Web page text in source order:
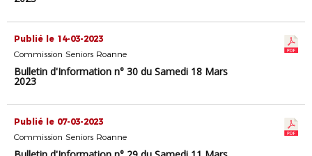
Publié le 14-03-2023
Commission Seniors Roanne
Bulletin d'Information n° 30 du Samedi 18 Mars
2023
Publié le 07-03-2023
Commission Seniors Roanne